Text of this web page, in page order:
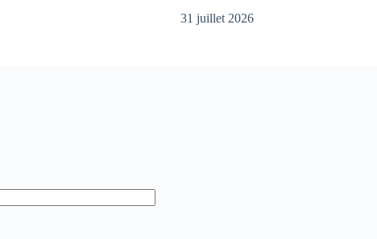
31 juillet 2026